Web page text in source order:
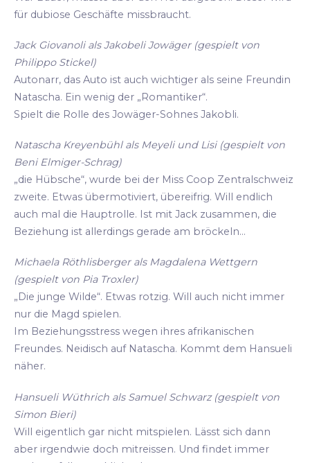
für dubiose Geschäfte missbraucht.
Jack Giovanoli als Jakobeli Jowäger (gespielt von
Philippo Stickel)
Autonarr, das Auto ist auch wichtiger als seine Freundin
Natascha. Ein wenig der „Romantiker“.
Spielt die Rolle des Jowäger-Sohnes Jakobli.
Natascha Kreyenbühl als Meyeli und Lisi (gespielt von
Beni Elmiger-Schrag)
„die Hübsche“, wurde bei der Miss Coop Zentralschweiz
zweite. Etwas übermotiviert, übereifrig. Will endlich
auch mal die Hauptrolle. Ist mit Jack zusammen, die
Beziehung ist allerdings gerade am bröckeln...
Michaela Röthlisberger als Magdalena Wettgern
(gespielt von Pia Troxler)
„Die junge Wilde“. Etwas rotzig. Will auch nicht immer
nur die Magd spielen.
Im Beziehungsstress wegen ihres afrikanischen
Freundes. Neidisch auf Natascha. Kommt dem Hansueli
näher.
Hansueli Wüthrich als Samuel Schwarz (gespielt von
Simon Bieri)
Will eigentlich gar nicht mitspielen. Lässt sich dann
aber irgendwie doch mitreissen. Und findet immer